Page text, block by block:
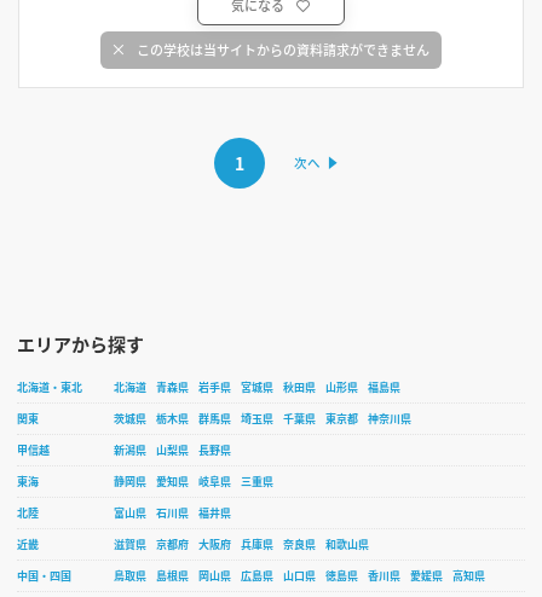
気になる
この学校は当サイトからの資料請求ができません
1
エリアから探す
北海道・東北 北海道 青森県 岩手県 宮城県 秋田県 山形県
福島県
関東
茨城県 栃木県 群馬県 埼玉県 千葉県 東京都
神奈川県
甲信越
新潟県 山梨県
長野県
東海
静岡県 愛知県 岐阜県
三重県
北陸
富山県 石川県
福井県
近畿
滋賀県 京都府 大阪府 兵庫県 奈良県
和歌山県
中国・四国
鳥取県 島根県 岡山県 広島県 山口県 徳島県 香川県 愛媛県
高知県